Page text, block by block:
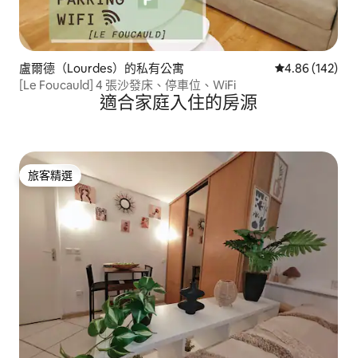
盧爾德（Lourdes）的私有公寓 從 142 則評價
4.86 (142)
[Le Foucauld] 4 張沙發床、停車位、WiFi
適合家庭入住的房源
旅客精選
旅客精選